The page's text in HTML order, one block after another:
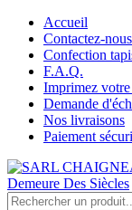
Accueil
Contactez-nous
Confection
F.A.Q.
Imprimez
Demande
Nos livraisons
Paiement